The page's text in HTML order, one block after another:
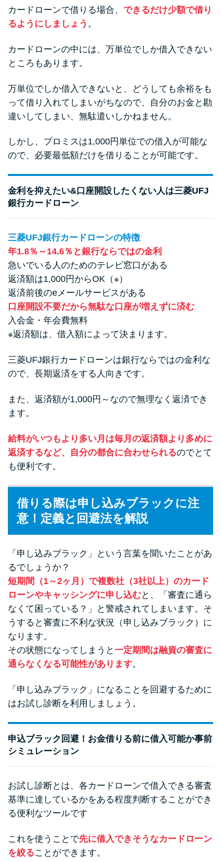
カードローンで借りる場合、 できるだけ少額で借り
るようにしましょう 。
カードローンの中には、万単位でしか借入できない
ところもあります。
万単位でしか借入できないと、どうしても余裕をも
って借り入れてしまいがちなので、自分のお金と勘
違いしてしまい、無駄遣いしかねません。
しかし、プロミスは1,000円単位での借入が可能な
ので、必要最低額だけを借りることが可能です。
金利を抑えたい&口座開設したくない人は三菱UFJ
銀行カードローン
三菱UFJ銀行カードローンの特徴
年1.8％～14.6％と銀行ならではの金利
急いでいる人のためのテレビ窓口がある
返済額は1,000円からOK（※）
返済前後のeメールサービスがある
口座開設不要だから無駄な口座が増えずに済む
入会金・年会費無料
※返済額は、借入額によって決まります。
三菱UFJ銀行カードローンは銀行ならではの金利な
ので、長期返済をする人向きです。
また、返済額が1,000円～なので無理なく返済でき
ます。
給料がいつもより多い月は毎月の返済額より多めに
返済するなど、自分の都合に合わせられるのでとて
も便利です。
借りる際は申し込みブラックに注
意！定義と回避法を解説
「申し込みブラック」という言葉を聞いたことがあ
るでしょうか？
短期間（1～2ヶ月）で複数社（3社以上）のカード
ローンやキャッシングに申し込むと、「審査に通ら
なくて困っている？」と警戒されてしまいます。そ
うすると審査に不利な状況（申し込みブラック）に
なります。
その状態になってしまうと 一定期間は融資の審査に
通らなくなる可能性があります。
「申し込みブラック」になることを回避するために
はお試し診断を利用しましょう。
申込ブラック回避！お金借りる前に借入可能か事前
シミュレーション
お試し診断とは、各カードローンで借入できる審査
基準に達しているかをある程度判断することができ
る便利なツールです
これを使うことで先に借入できそうなカードローン
を絞ることができます。